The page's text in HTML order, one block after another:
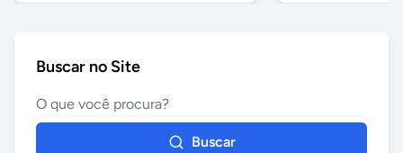
Buscar no Site
Buscar